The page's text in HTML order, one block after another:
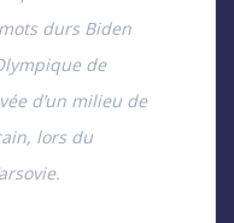
durs Biden
de
d’un milieu de
lors du